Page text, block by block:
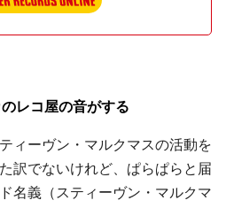
レコ屋の音がする
ィーヴン・マルクマスの活動を
訳でないけれど、ぱらぱらと届
名義（スティーヴン・マルクマ